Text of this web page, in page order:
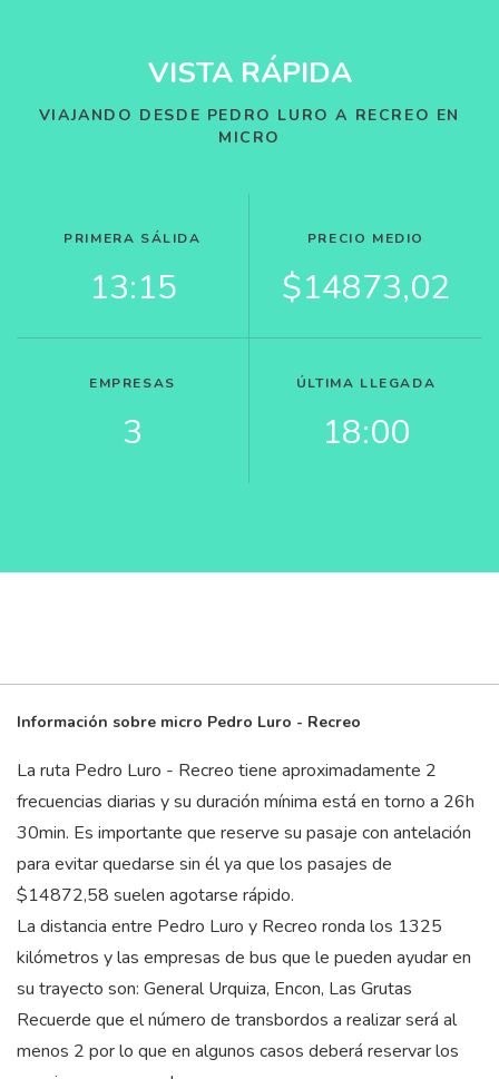
VISTA RÁPIDA
VIAJANDO DESDE PEDRO LURO A RECREO EN
MICRO
PRIMERA SÁLIDA
13:15
PRECIO MEDIO
$14873,02
EMPRESAS
3
ÚLTIMA LLEGADA
18:00
Información sobre micro Pedro Luro - Recreo
La ruta Pedro Luro - Recreo tiene aproximadamente 2
frecuencias diarias y su duración mínima está en torno a 26h
30min. Es importante que reserve su pasaje con antelación
para evitar quedarse sin él ya que los pasajes de
$14872,58 suelen agotarse rápido.
La distancia entre Pedro Luro y Recreo ronda los 1325
kilómetros y las empresas de bus que le pueden ayudar en
su trayecto son: General Urquiza, Encon, Las Grutas
Recuerde que el número de transbordos a realizar será al
menos 2 por lo que en algunos casos deberá reservar los